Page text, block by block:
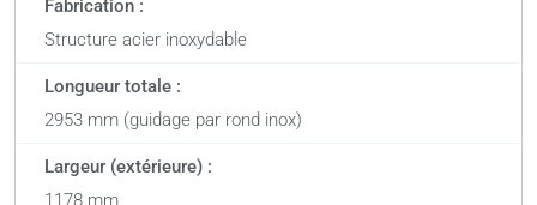
Fabrication :
Structure acier inoxydable
Longueur totale :
2953 mm (guidage par rond inox)
Largeur (extérieure) :